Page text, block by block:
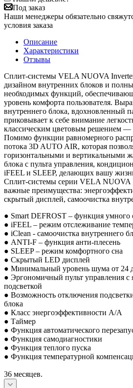
Под заказ
Наши менеджеры обязательно
условия заказа
Описание
Характеристики
Отзывы
Сплит-системы VELA NUOVA
дизайном внутренних блоков и
необходимых функций,
уровень комфорта пользователя.
внутреннего блока, вдохновленный
приковывает к себе внимание
классическим цветовым решением —
Помимо функции равномерного
потока 3D AUTO AIR, которая
горизонтальными и вертикальными
блока с пульта управления,
iFEEL и SLEEP, делающих вашу
Сплит-системы серии VELA NUOVA
важные преимущества:
скрытый дисплей, самоочистка
● Smart DEFROST – функция умного
● iFEEL – режим отслеживание
● iClean - cамоочистка внутреннего
● ANTI-F – функция анти-плесень
● SLEEP – режим комфортного сна
● Скрытый LED дисплей
● Минимальный уровень шума от 24
● Эргономичный пульт управления с
подсветкой
● Возможность отключения
блока
● Класс энергоэффективности A/A
● Таймер
● Функция автоматического
● Функция самодиагностики
● Функция теплого пуска
● Функция температурной
36 месяцев.